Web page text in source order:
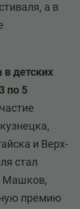
а в
детских
по 5
и Верх-
стал
Машков,
премию